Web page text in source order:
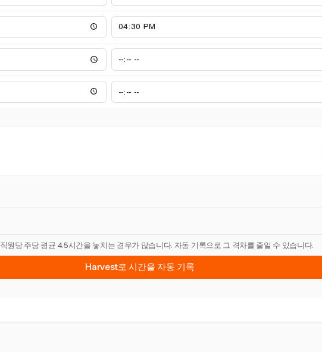
원당 주당 평균 4.5시간을 놓치는 경우가 많습니다. 자동 기록으로 그 격차를 줄일 수 있습니다.
Harvest로 시간을 자동 기록